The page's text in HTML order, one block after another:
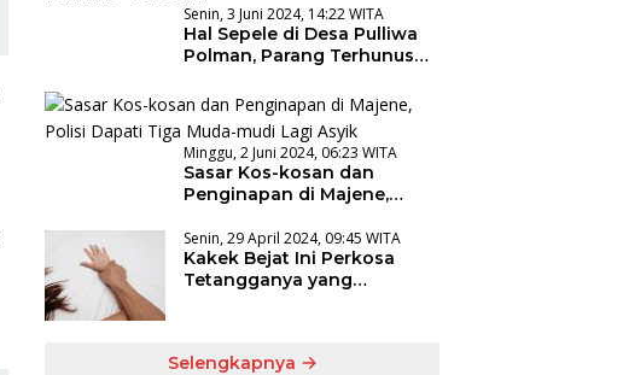
Senin, 3 Juni 2024, 14:22 WITA
Hal Sepele di Desa Pulliwa
Polman, Parang Terhunus
Minggu, 2 Juni 2024, 06:23 WITA
Sasar Kos-kosan dan
Penginapan di Majene,
mudi Lagi Asyik
Senin, 29 April 2024, 09:45 WITA
Kakek Bejat Ini Perkosa
Tetangganya yang
Selengkapnya